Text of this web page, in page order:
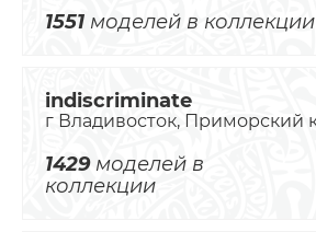
1551 моделей в коллекции
indiscriminate
г Владивосток, Приморский
1429моделей в
коллекции